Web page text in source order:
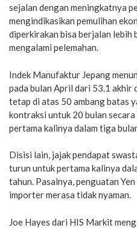
sejalan dengan meningkatnya
mengindikasikan pemulihan
diperkirakan bisa berjalan lebih
mengalami pelemahan.
Indek Manufaktur Jepang
pada bulan April dari 53.1 akhir
tetap di atas 50 ambang batas
kontraksi untuk 20 bulan
pertama kalinya dalam tiga
Disisi lain, jajak pendapat
turun untuk pertama kalinya
tahun. Pasalnya, penguatan
importer merasa tidak nyaman.
Joe Hayes dari HIS Markit